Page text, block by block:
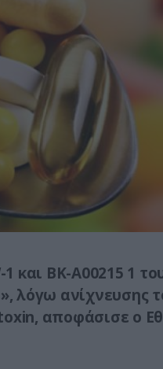
και BK-A00215 1
λόγω ανίχνευσης
αποφάσισε ο